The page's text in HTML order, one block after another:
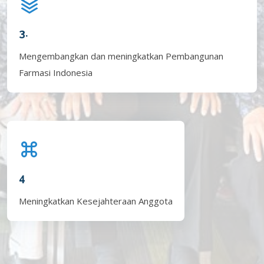
3.
Mengembangkan dan meningkatkan Pembangunan
Farmasi Indonesia
4
Meningkatkan Kesejahteraan Anggota